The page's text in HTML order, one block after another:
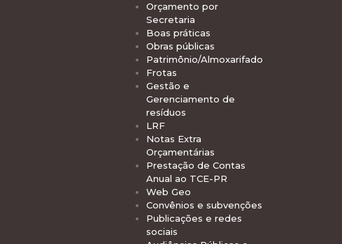
Orçamento por
Secretaria
Boas práticas
Obras públicas
Patrimônio/Almoxarifado
Frotas
Gestão e
Gerenciamento de
resíduos
LRF
Notas Extra
Orçamentárias
Prestação de Contas
Anual ao TCE-PR
Web Geo
Convênios e subvenções
Publicações e redes
sociais